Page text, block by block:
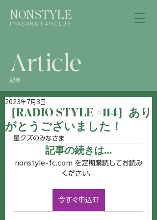
NONSTYLE
IMASARA FANCLUB
Article
記事
［RADIO STYLE #114］あり
がとうございました！
2023年7月3日
星クズのみなさま
記事の続きは…
nonstyle-fc.com を定期購読してお読み
ください。
今すぐ申込む